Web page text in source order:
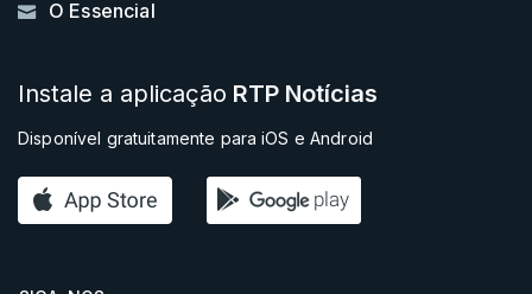
O Essencial
Instale a aplicação RTP Notícias
Disponível gratuitamente para iOS e Android